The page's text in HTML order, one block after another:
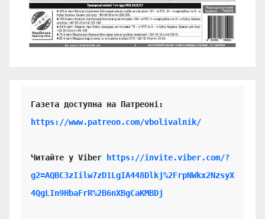
https://www.patreon.com/vbolivalnik/
Читайте у Viber
https://invite.viber.com/?
g2=AQBC3zIilw7zD1LgIA448Dlkj%2FrpNWkx2NzsyX
4QgLIn9HbaFrR%2B6nXBgCaKMBDj